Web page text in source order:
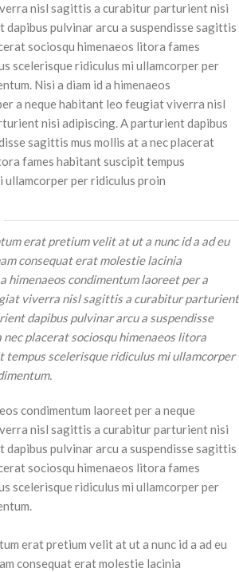
nisl sagittis a curabitur parturient nisi
dapibus pulvinar arcu a suspendisse sagittis
sociosqu himenaeos litora fames
scelerisque ridiculus mi ullamcorper per
Nisi a diam id a himenaeos
a neque habitant leo feugiat viverra nisl
nisi adipiscing. A parturient dapibus
sagittis mus mollis at a nec placerat
fames habitant suscipit tempus
ullamcorper per ridiculus proin
erat pretium velit at ut a nunc id a ad eu
consequat erat molestie lacinia
himenaeos condimentum laoreet per a
viverra nisl sagittis a curabitur parturient
dapibus pulvinar arcu a suspendisse
placerat sociosqu himenaeos litora
tempus scelerisque ridiculus mi ullamcorper
condimentum laoreet per a neque
nisl sagittis a curabitur parturient nisi
dapibus pulvinar arcu a suspendisse sagittis
sociosqu himenaeos litora fames
scelerisque ridiculus mi ullamcorper per
erat pretium velit at ut a nunc id a ad eu
consequat erat molestie lacinia